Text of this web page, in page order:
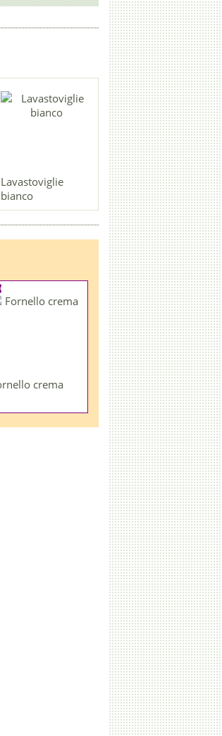
Lavastoviglie
bianco
crema